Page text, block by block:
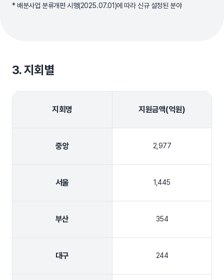
* 배분사업 분류개편 시행(2025.07.01)에 따라 신규 설정된 분야
3. 지회별
지회명 지원금액(억원)
중앙 2,977
서울 1,445
부산 354
대구 244